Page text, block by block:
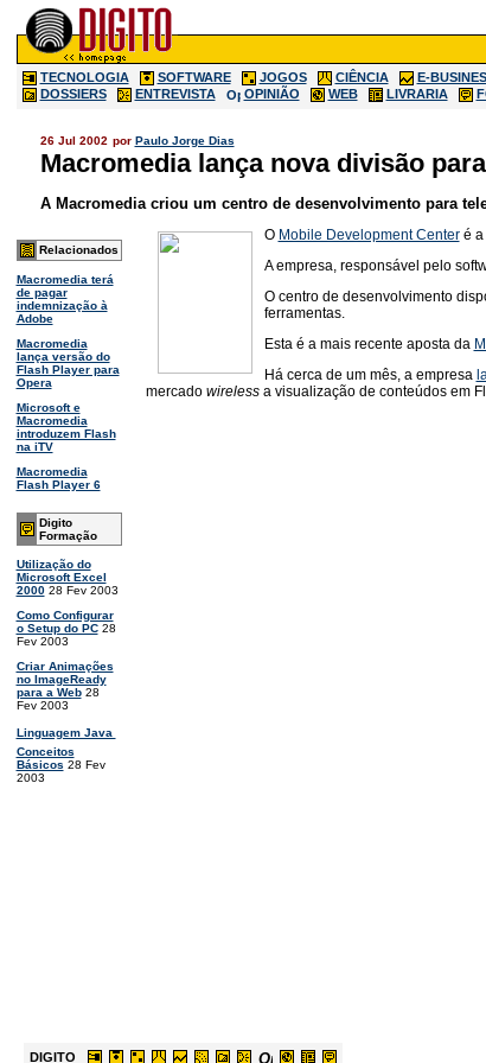
TECNOLOGIA SOFTWARE JOGOS CIÊNCIA E-
DOSSIERS
ENTREVISTA OPINIÃO WEB LIVRARIA
26 Jul 2002 por Paulo Jorge Dias
Macromedia lança nova divisão
A Macromedia criou um centro de desenvolvimento para
Relacionados
Macromedia terá
de pagar
indemnização à
Adobe
Macromedia
lança versão do
Flash Player para
Opera
Microsoft e
Macromedia
introduzem Flash
na iTV
Macromedia
Flash Player 6
Digito
Formação
Utilização do
Microsoft Excel
200028 Fev 2003
Como Configurar
o Setup do PC28
Fev 2003
Criar Animações
no ImageReady
para a Web28
Fev 2003
Linguagem Java 
Conceitos
Básicos 28 Fev
2003
O Mobile Development Centeré a
A empresa, responsável pelo
O centro de desenvolvimento
ferramentas.
Esta é a mais recente aposta da
Há cerca de um mês, a empresa
mercado wirelessa visualização de conteúdos em
DIGITO